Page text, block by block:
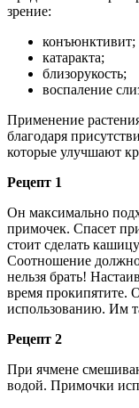
зрение:
конъюнктивит;
катаракта;
близорукость;
воспаление
Применение
благодаря
которые улучшают
Рецепт 1
Он максимально
примочек. Спасет
стоит сделать
Соотношение
нельзя брать!
время прокипятите.
использованию. Им
Рецепт 2
При ячмене
водой. Примочки